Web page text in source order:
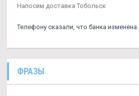
Напосим доставка Тобольск
Телефону сказали, что банка изменена.
ФРАЗЫ